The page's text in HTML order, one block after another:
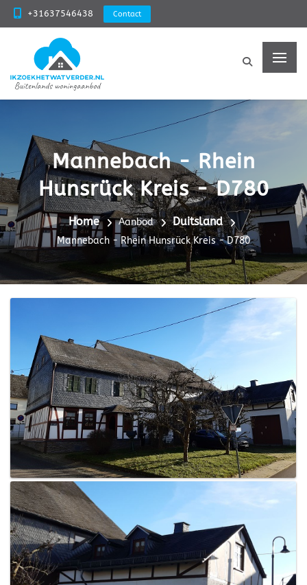
+31637546438 Contact
Mannebach - Rhein
Hunsrück Kreis - D780
Home Aanbod Duitsland
Mannebach - Rhein Hunsrück Kreis - D780